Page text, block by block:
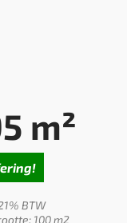
m²
BTW
100 m2